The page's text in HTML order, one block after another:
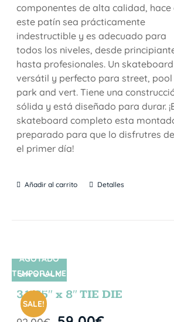
componentes de alta calidad, hace
este patín sea prácticamente
indestructible y es adecuado para
todos los niveles, desde
hasta profesionales. Un skateboard
versátil y perfecto para street, pool
park and vert. Tiene una
sólida y está diseñado para durar.
skateboard completo esta
preparado para que lo disfrutres
el primer día!
Añadir al carrito Detalles
SIN STOCK
SALE!
AGOTADO
TEMPORALME
NTE
31.75″ x 8″ TIE DIE